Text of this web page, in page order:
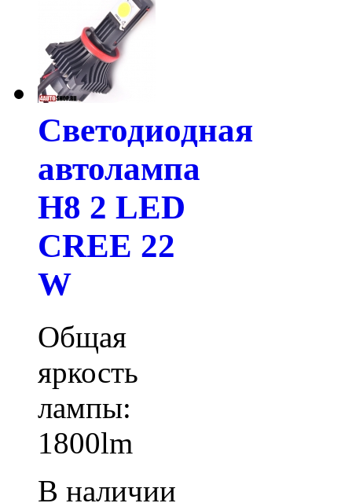
Светодиодная
автолампа
H8 2 LED
CREE 22
W
Общая
яркость
лампы:
1800lm
В наличии